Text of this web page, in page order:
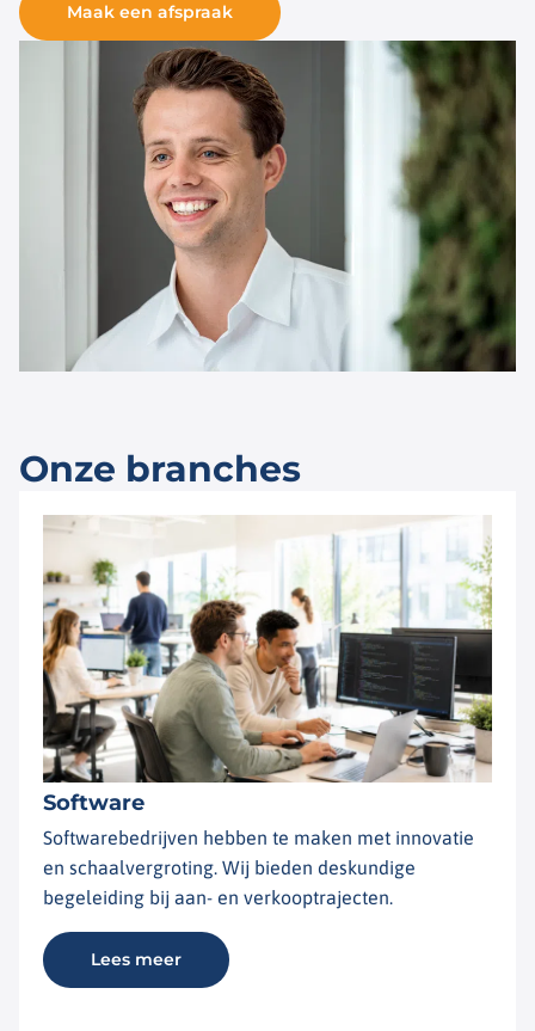
Maak een afspraak
Onze branches
Software
Softwarebedrijven hebben te maken met innovatie
en schaalvergroting. Wij bieden deskundige
begeleiding bij aan- en verkooptrajecten.
Lees meer